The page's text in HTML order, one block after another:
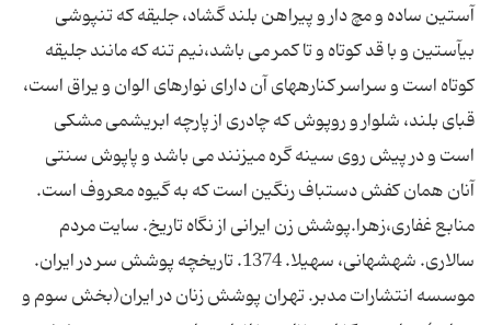
آستین ساده و مچ دار و پیراهن بلند گشاد، جلیقه که تن‏پوشی
بى‏آستین و با قد كوتاه و تا كمر می باشد،نیم تنه که مانند جلیقه
كوتاه است و سراسر كناره‏هاى آن داراى نوارهاى الوان و یراق است،
قباى بلند، شلوار و روپوش که چادری از پارچه ابریشمى مشكی
است و در پیش روى سینه گره مى‏زنند می باشد و پاپوش سنتى
آنان همان كفش دستباف رنگین است كه به گیوه معروف است.
منابع غفاری،زهرا.پوشش زن ایرانی از نگاه تاریخ. سایت مردم
سالاری. شهشهانی، سهیلا. 1374. تاریخچه پوشش سر در ایران.
موسسه انتشارات مدبر. تهران پوشش زنان در ایران(بخش سوم و